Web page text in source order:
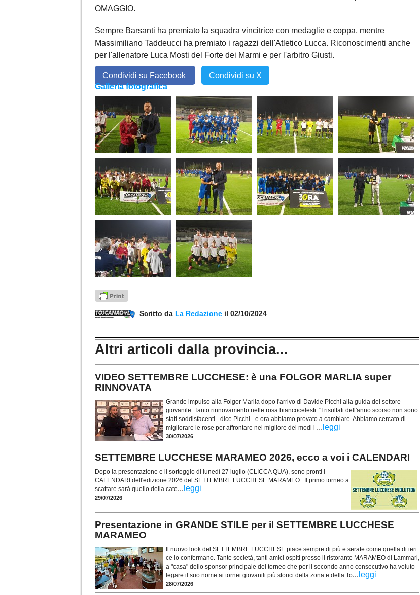
OMAGGIO.
Sempre Barsanti ha premiato la squadra vincitrice con medaglie e coppa, mentre
Massimiliano Taddeucci ha premiato i ragazzi dell'Atletico Lucca. Riconoscimenti anche
per l'allenatore Luca Mosti del Forte dei Marmi e per l'arbitro Giusti.
Condividi su Facebook
Condividi su X
Galleria fotografica
Scritto da La Redazione il 02/10/2024
Altri articoli dalla provincia...
VIDEO SETTEMBRE LUCCHESE: è una FOLGOR MARLIA super
RINNOVATA
Grande impulso alla Folgor Marlia dopo l'arrivo di Davide Picchi alla guida del settore
giovanile. Tanto rinnovamento nelle rosa biancocelesti: "I risultati dell'anno scorso non sono
stati soddisfacenti - dice Picchi - e ora abbiamo provato a cambiare. Abbiamo cercato di
migliorare le rose per affrontare nel migliore dei modi i ... leggi
30/07/2026
SETTEMBRE LUCCHESE MARAMEO 2026, ecco a voi i CALENDARI
Dopo la presentazione e il sorteggio di lunedì 27 luglio (CLICCA QUA), sono pronti i
CALENDARI dell'edizione 2026 del SETTEMBRE LUCCHESE MARAMEO. Il primo torneo a
scattare sarà quello della cate... leggi
29/07/2026
Presentazione in GRANDE STILE per il SETTEMBRE LUCCHESE
MARAMEO
Il nuovo look del SETTEMBRE LUCCHESE piace sempre di più e serate come quella di ieri
ce lo confermano. Tante società, tanti amici ospiti presso il ristorante MARAMEO di Lammari,
a "casa" dello sponsor principale del torneo che per il secondo anno consecutivo ha voluto
legare il suo nome ai tornei giovanili più storici della zona e della To... leggi
28/07/2026